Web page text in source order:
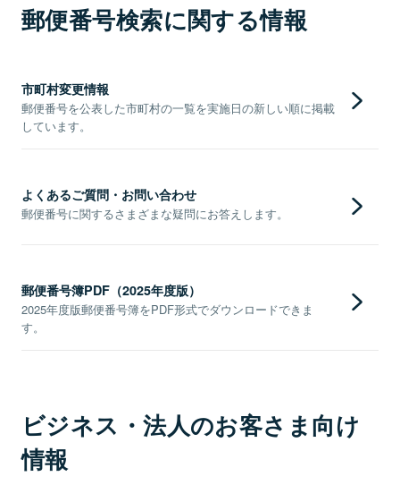
郵便番号検索に関する情報
市町村変更情報
郵便番号を公表した市町村の一覧を実施日の新しい順に掲載
しています。
よくあるご質問・お問い合わせ
郵便番号に関するさまざまな疑問にお答えします。
郵便番号簿PDF（2025年度版）
2025年度版郵便番号簿をPDF形式でダウンロードできま
す。
ビジネス・法人のお客さま向け
情報